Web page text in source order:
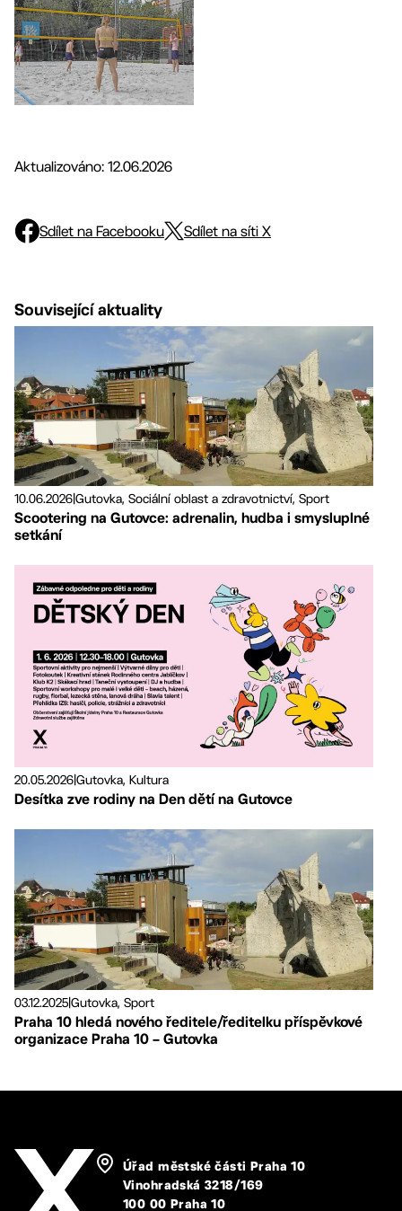
Aktualizováno: 12.06.2026
Sdílet na Facebooku Sdílet na síti X
Související aktuality
10.06.2026Gutovka, Sociální oblast a zdravotnictví, Sport
Scootering na Gutovce: adrenalin, hudba i smysluplné
setkání
20.05.2026Gutovka, Kultura
Desítka zve rodiny na Den dětí na Gutovce
03.12.2025|Gutovka, Sport
Praha 10 hledá nového ředitele/ředitelku příspěvkové
organizace Praha 10 – Gutovka
Úřad městské části Praha 10
Vinohradská 3218/169
100 00 Praha 10